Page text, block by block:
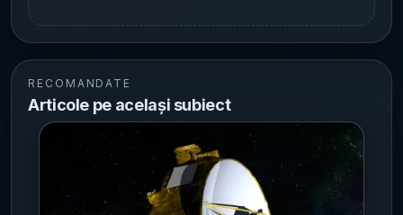
RECOMANDATE
Articole pe același subiect